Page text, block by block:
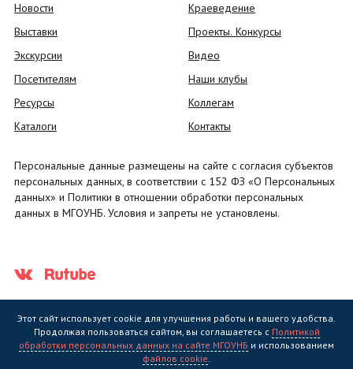
Новости
Выставки
Экскурсии
Посетителям
Ресурсы
Каталоги
Краеведение
Проекты. Конкурсы
Видео
Наши клубы
Коллегам
Контакты
Персональные данные размещены на сайте с согласия субъектов
персональных данных, в соответствии с 152 ФЗ «О Персональных
данных» и Политики в отношении обработки персональных
данных в МГОУНБ. Условия и запреты не установлены.
Государственное областное бюджетное учреждение культуры
Этот сайт использует cookie для улучшения работы и вашего удобства.
Продолжая пользоваться сайтом, вы соглашаетесь с Политикой
обработки персональных данных на сайте МГОУНБ и использованием
файлов cookie.